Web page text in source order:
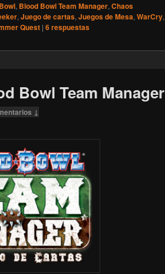
, Blood Bowl Team Manager, Chaos
, Juego de cartas, Juegos de Mesa, WarCry,
Quest | 6respuestas
Bowl Team Manager
↓